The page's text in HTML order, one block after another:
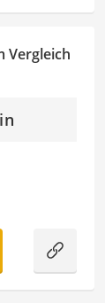
besten
Sicht
Vergleich